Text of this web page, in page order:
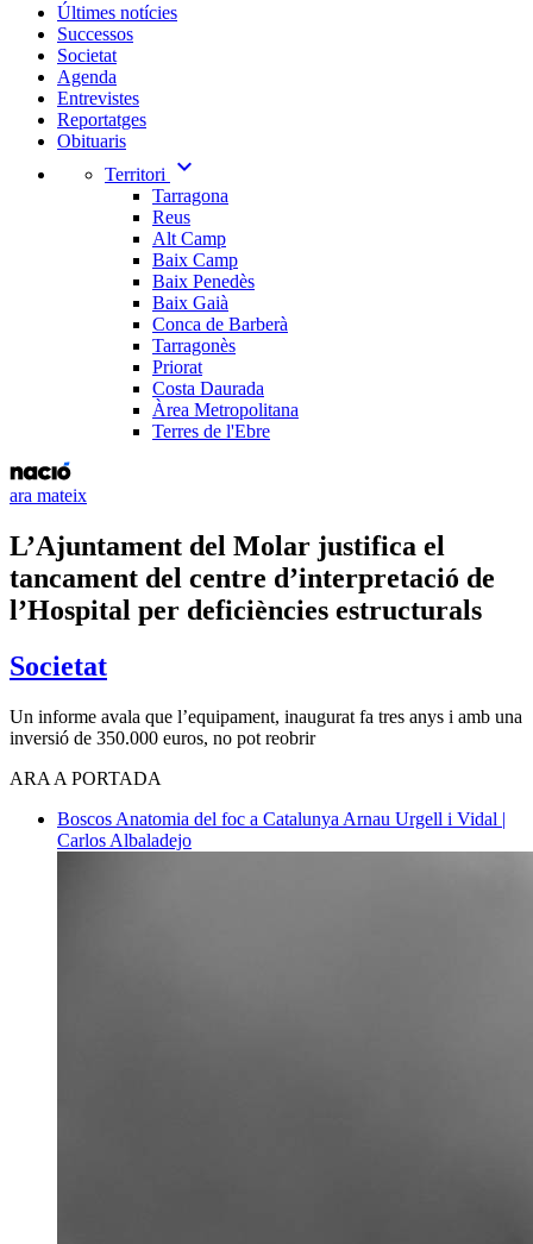
Últimes notícies
Successos
Societat
Agenda
Entrevistes
Reportatges
Obituaris
Territori
expand_more
Tarragona
Reus
Alt Camp
Baix Camp
Baix Penedès
Baix Gaià
Conca de Barberà
Tarragonès
Priorat
Costa Daurada
Àrea Metropolitana
Terres de l'Ebre
ara mateix
L’Ajuntament del Molar justifica el
tancament del centre d’interpretació de
l’Hospital per deficiències estructurals
Societat
Un informe avala que l’equipament, inaugurat fa tres anys i amb una
inversió de 350.000 euros, no pot reobrir
ARA A PORTADA
Boscos Anatomia del foc a Catalunya Arnau Urgell i Vidal |
Carlos Albaladejo